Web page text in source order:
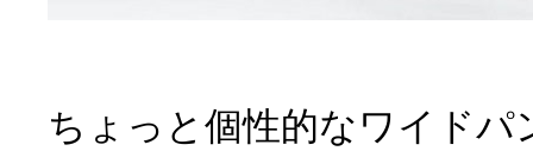
ちょっと個性的なワイド